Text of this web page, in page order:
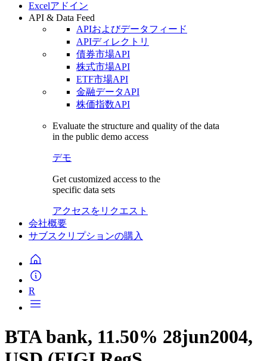
Excelアドイン
API & Data Feed
APIおよびデータフィード
APIディレクトリ
債券市場API
株式市場API
ETF市場API
金融データAPI
株価指数API
Evaluate the structure and quality of the data
in the public demo access
デモ
Get customized access to the
specific data sets
アクセスをリクエスト
会社概要
サブスクリプションの購入
R
BTA bank, 11.50% 28jun2004,